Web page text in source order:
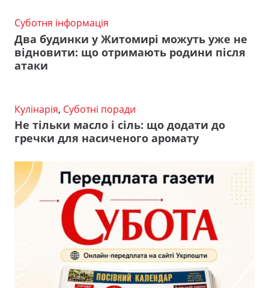
Суботня інформація
Два будинки у Житомирі можуть уже не
відновити: що отримають родини після
атаки
Кулінарія, Суботні поради
Не тільки масло і сіль: що додати до
гречки для насиченого аромату